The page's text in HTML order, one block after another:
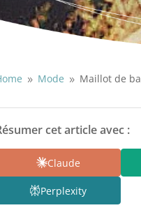
9 Mode 9 Maillot de
cet article avec :
Claude
Perplexity